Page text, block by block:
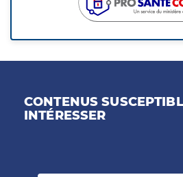
CONTENUS
INTÉRESSER